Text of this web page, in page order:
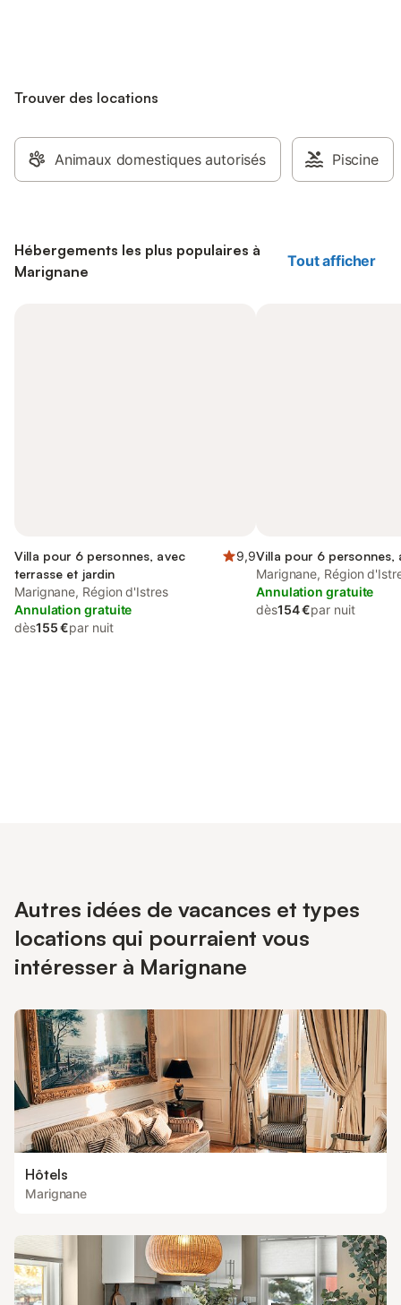
Trouver des locations
Animaux domestiques autorisés Piscine
Hébergements les plus populaires à
Marignane
Tout afficher
Villa pour 6 personnes, avec
terrasse et jardin
9,9
Marignane, Région d'Istres
Annulation gratuite
dès155 €par nuit
Villa pour 6 personnes,
Marignane, Région
Annulation gratuite
dès154 €par nuit
Autres idées de vacances et types
locations qui pourraient vous
intéresser à Marignane
Hôtels
Marignane